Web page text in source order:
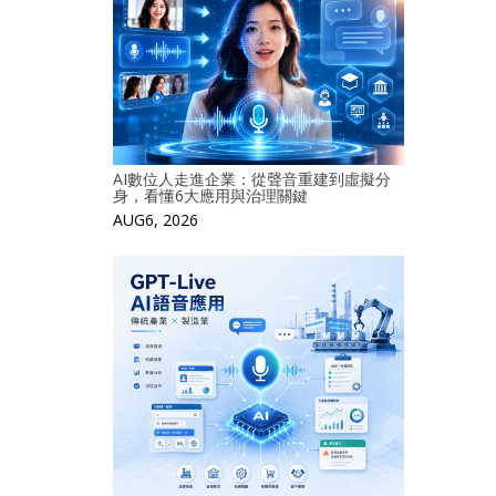
AI數位人走進企業：從聲音重建到虛擬分
身，看懂6大應用與治理關鍵
AUG6, 2026